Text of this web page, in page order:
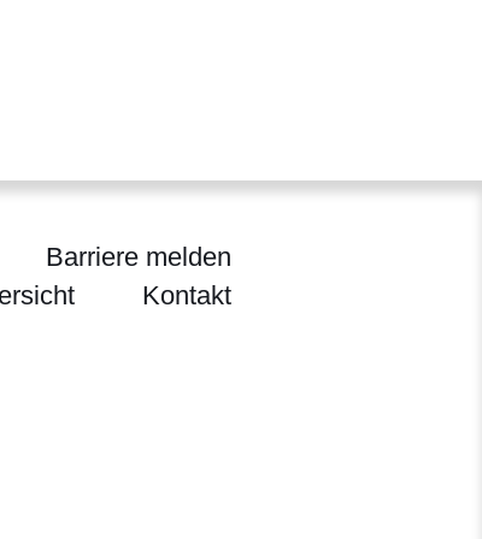
Barriere melden
Kontakt